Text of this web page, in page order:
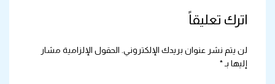
اترك تعليقاً
لن يتم نشر عنوان بريدك الإلكتروني. الحقول الإلزامية مشار
إليها بـ *